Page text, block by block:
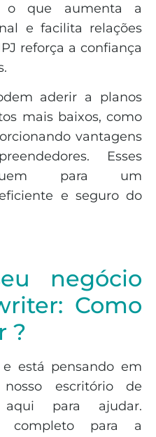
o que aumenta a
e facilita relações
reforça a confiança
aderir a planos
mais baixos, como
vantagens
Esses
para um
e seguro do
negócio
Como
?
está pensando em
escritório de
aqui para ajudar.
completo para a